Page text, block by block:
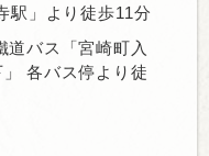
駅」より徒歩11分
道バス「宮崎町入
各バス停より徒